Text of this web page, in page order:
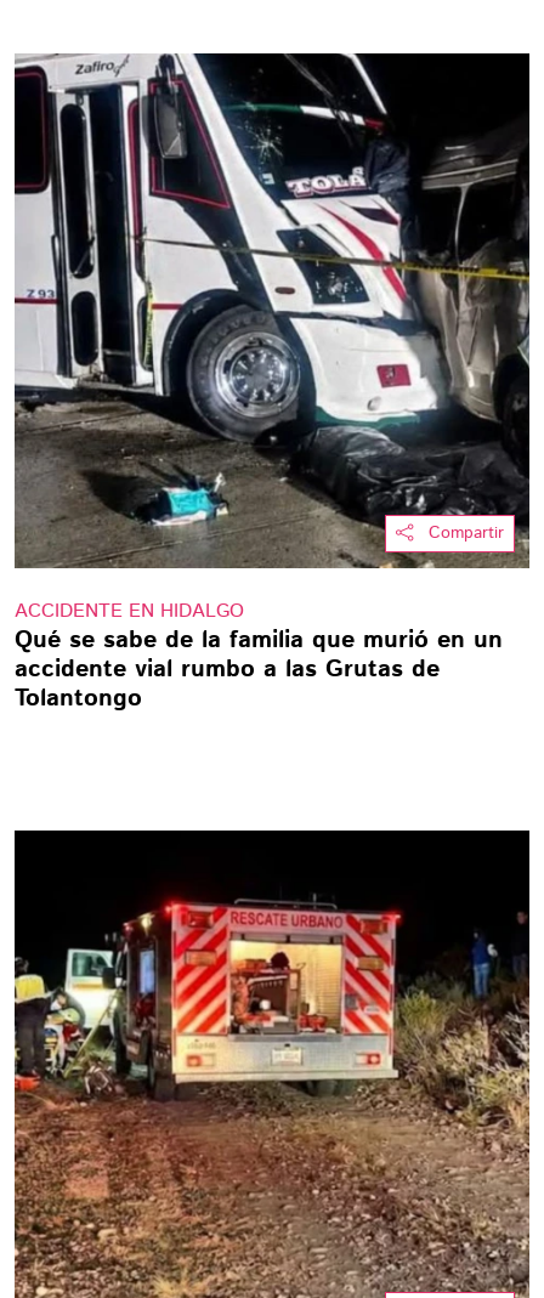
Compartir
ACCIDENTE EN HIDALGO
Qué se sabe de la familia que murió en un
accidente vial rumbo a las Grutas de
Tolantongo